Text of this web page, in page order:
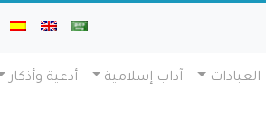
العبادات آداب إسلامية أدعية وأذكار